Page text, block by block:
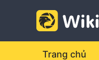
Trang chủ